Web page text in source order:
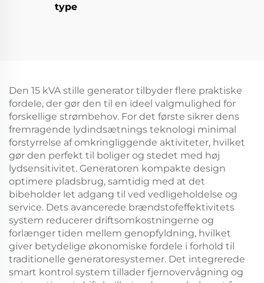
type
Den 15 kVA stille generator tilbyder flere praktiske
fordele, der gør den til en ideel valgmulighed for
forskellige strømbehov. For det første sikrer dens
fremragende lydindsætnings teknologi minimal
forstyrrelse af omkringliggende aktiviteter, hvilket
gør den perfekt til boliger og stedet med høj
lydsensitivitet. Generatoren kompakte design
optimere pladsbrug, samtidig med at det
bibeholder let adgang til ved vedligeholdelse og
service. Dets avancerede brændstofeffektivitets
system reducerer driftsomkostningerne og
forlænger tiden mellem genopfyldning, hvilket
giver betydelige økonomiske fordele i forhold til
traditionelle generatoresystemer. Det integrerede
smart kontrol system tillader fjernovervågning og